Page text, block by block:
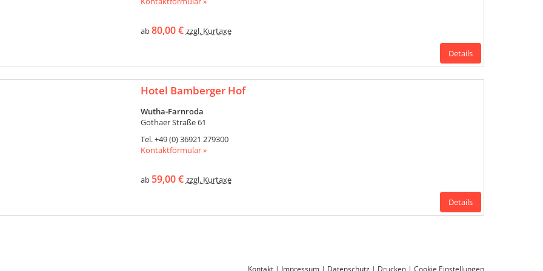
ab80,00 € zzgl. Kurtaxe
Details
Hotel Bamberger Hof
Wutha-Farnroda
Gothaer Straße 61
Tel.+49 (0) 36921 279300
Kontaktformular »
ab 59,00 € zzgl. Kurtaxe
Details
Kontakt | Impressum | Datenschutz | Drucken | Cookie Einstellungen